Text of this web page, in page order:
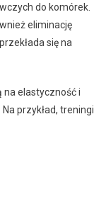
do komórek.
eliminację
się na
na elastyczność i
przykład, treningi